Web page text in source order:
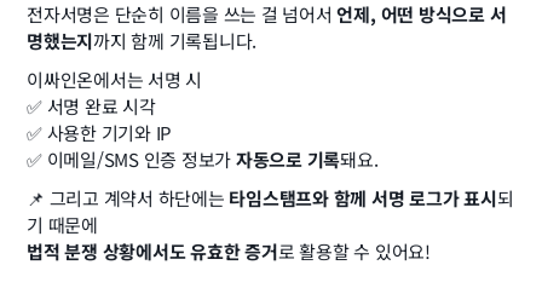
전자서명은 단순히 이름을 쓰는 걸 넘어서 언제, 어떤 방식으로 서
명했는지까지 함께 기록됩니다.
이싸인온에서는 서명 시
✅ 서명 완료 시각
✅ 사용한 기기와 IP
✅ 이메일/SMS 인증 정보가 자동으로 기록돼요.
📌 그리고 계약서 하단에는 타임스탬프와 함께 서명 로그가 표시되
기 때문에
법적 분쟁 상황에서도 유효한 증거로 활용할 수 있어요!